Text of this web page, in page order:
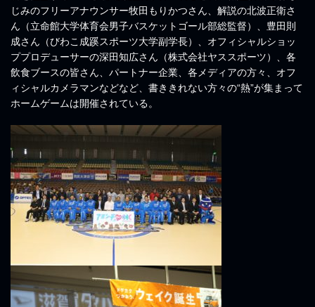
じみのフリーアナウンサー牧田もりかつさん、解説の北波正衛さ
ん（立命館大学体育会男子バスケットゴール部総監督）、豊田則
成さん（びわこ成蹊スポーツ大学副学長）、オフィシャルショッ
ププロデューサーの深田知広さん（株式会社ヤススポーツ）、各
飲食ブースの皆さん、パートナー企業、各メディアの方々、オフ
ィシャルカメラマンなどなど、書ききれない方々の“熱”が集まって
ホームゲームは開催されている。